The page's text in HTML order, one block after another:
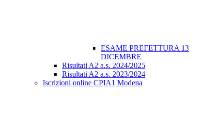
ESAME PREFETTURA 13
DICEMBRE
Risultati A2 a.s. 2024/2025
Risultati A2 a.s. 2023/2024
Iscrizioni online CPIA1 Modena